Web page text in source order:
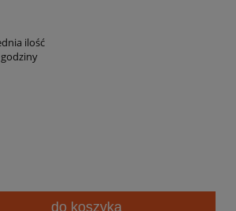
ilość
do koszyka